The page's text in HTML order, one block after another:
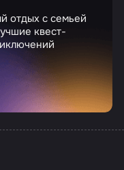
отдых с семьей
квест-